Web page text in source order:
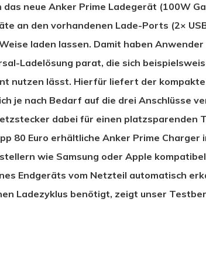
das neue Anker Prime Ladegerät (100W
an den vorhandenen Lade-Ports (2×
laden lassen. Damit haben
Ladelösung parat, die sich
nutzen lässt. Hierfür liefert der
je nach Bedarf auf die drei Anschlüsse
dabei für einen platzsparenden
80 Euro erhältliche Anker Prime Charger
wie Samsung oder Apple
Endgeräts vom Netzteil automatisch
Ladezyklus benötigt, zeigt unser